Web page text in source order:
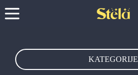
KATEGORIJE